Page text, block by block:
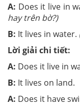
A: Does it live in
hay trên bờ?)
B: It lives in water.
Lời giải chi tiết:
A: Does it live in
B: It lives on land.
A: Does it have